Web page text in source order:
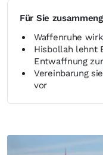
Für Sie
Waffenruhe
Hisbollah lehnt
Entwaffnung
Vereinbarung
vor